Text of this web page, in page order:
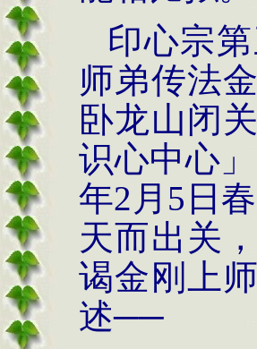
印心宗
师弟传法
卧龙山闭
识心中心
年2 月 5 日
天而出关
谒金刚上
述──